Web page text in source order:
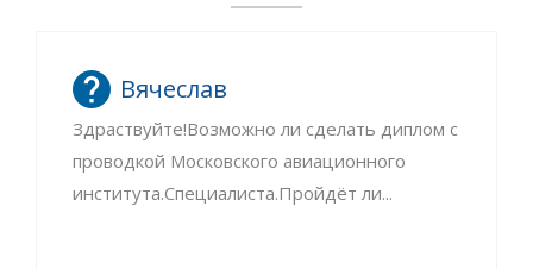
Вячеслав
Здраствуйте!Возможно ли сделать диплом с
проводкой Московского авиационного
института.Специалиста.Пройдёт ли...